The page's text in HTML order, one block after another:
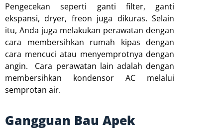
Pengecekan seperti ganti filter, ganti
ekspansi, dryer, freon juga dikuras. Selain
itu, Anda juga melakukan perawatan dengan
cara membersihkan rumah kipas dengan
cara mencuci atau menyemprotnya dengan
angin. Cara perawatan lain adalah dengan
membersihkan kondensor AC melalui
semprotan air.
Gangguan Bau Apek